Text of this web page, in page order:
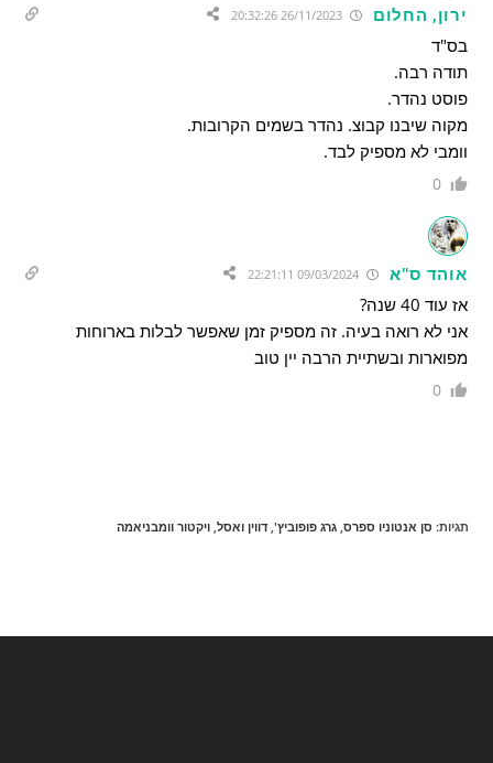
ירון, החלום 26/11/2023 20:32:26
בס"ד
תודה רבה.
פוסט נהדר.
מקוה שיבנו קבוצ. נהדר בשמים הקרובות.
וומבי לא מספיק לבד.
0
אוהד ס"א 09/03/2024 22:21:11
אז עוד 40 שנה?
אני לא רואה בעיה. זה מספיק זמן שאפשר לבלות בארוחות
מפוארות ובשתיית הרבה יין טוב
0
תגיות: סן אנטוניו ספרס, גרג פופוביץ', דווין ואסל, ויקטור וומבניאמה